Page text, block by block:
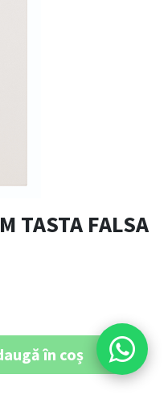
TASTA FALSA
în coș